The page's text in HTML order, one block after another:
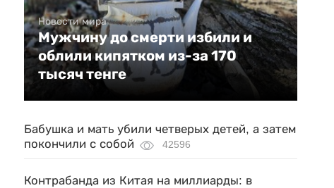
Новости мира
Мужчину до смерти избили и
облили кипятком из-за 170
тысяч тенге
Бабушка и мать убили четверых детей, а затем
покончили с собой
42596
Контрабанда из Китая на миллиарды: в